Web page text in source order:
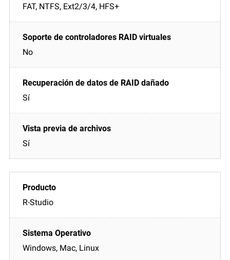
FAT, NTFS, Ext2/3/4, HFS+
No
Sí
Sí
R-Studio
Windows, Mac, Linux